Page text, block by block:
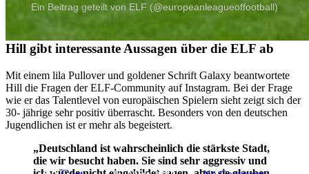
ELF News
Das ist Tyreek Hills Lieblings
ELF Team
Ein Beitrag geteilt von ELF (@europeanleagueoffootball)
Hill gibt interessante Aussagen über die ELF ab
Mit einem lila Pullover und goldener Schrift Galaxy beantwortete
Hill die Fragen der ELF-Community auf Instagram. Bei der Frage
wie er das Talentlevel von europäischen Spielern sieht zeigt sich der
30- jährige sehr positiv überrascht. Besonders von den deutschen
Jugendlichen ist er mehr als begeistert.
„Deutschland ist wahrscheinlich die stärkste Stadt,
die wir besucht haben. Sie sind sehr aggressiv und